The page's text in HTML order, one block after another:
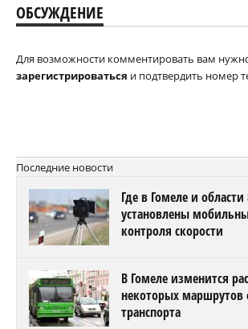
ОБСУЖДЕНИЕ
Для возможности комментировать вам
зарегистрироваться и подтвердить номер
Последние новости
Где в Гомеле и области
установлены
контроля скорости
В Гомеле изменится
некоторых маршрутов
транспорта